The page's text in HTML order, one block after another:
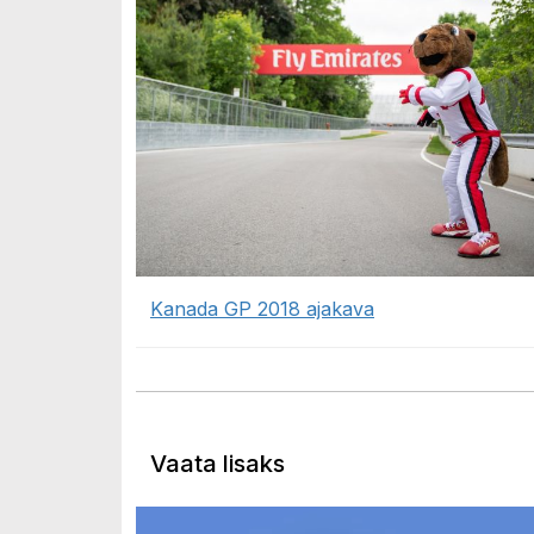
Kanada GP 2018 ajakava
Vaata lisaks